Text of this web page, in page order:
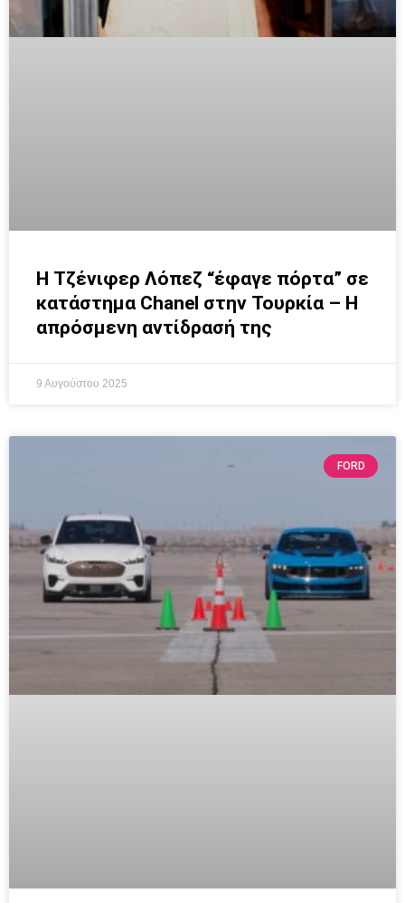
Η Τζένιφερ Λόπεζ “έφαγε πόρτα” σε
κατάστημα Chanel στην Τουρκία – Η
απρόσμενη αντίδρασή της
9 Αυγούστου 2025
FORD